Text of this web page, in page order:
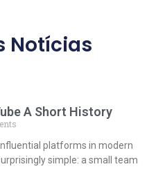
Notícias
A Short History
platforms in modern
simple: a small team